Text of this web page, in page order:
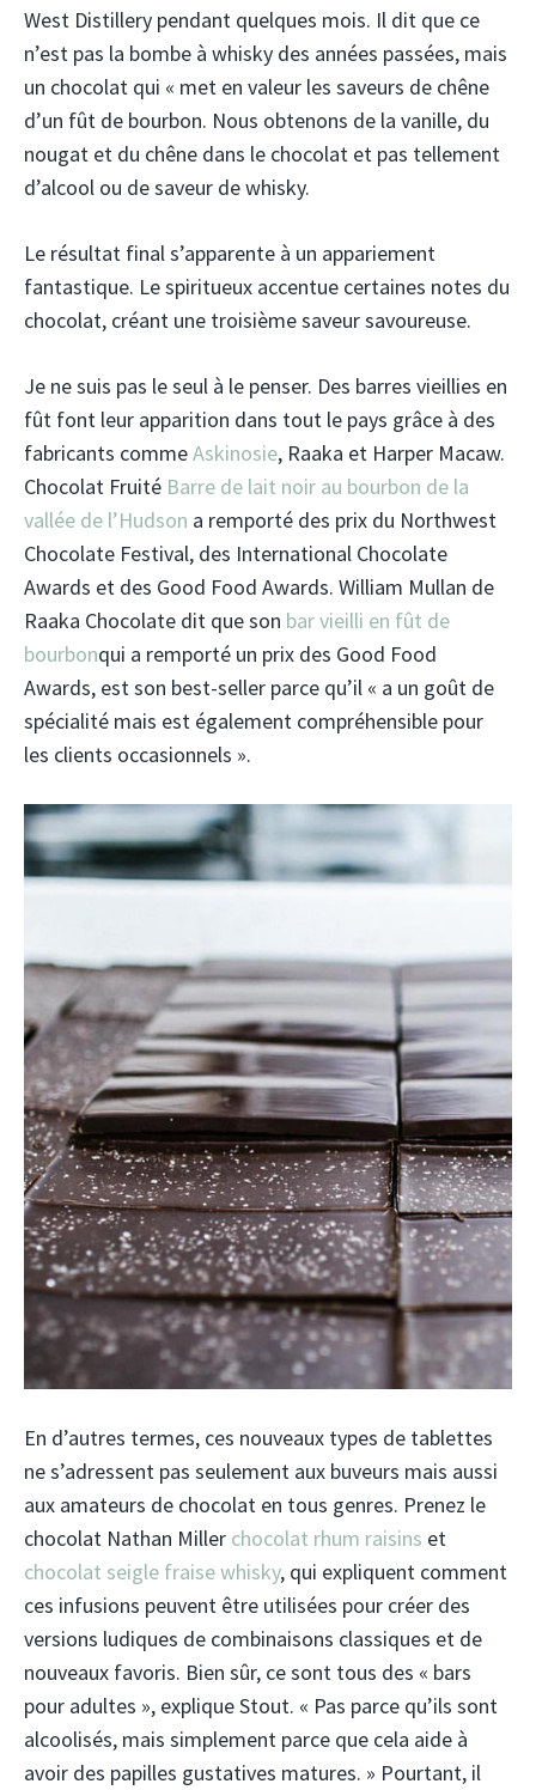
West Distillery pendant quelques mois. Il dit que ce
n’est pas la bombe à whisky des années passées, mais
un chocolat qui « met en valeur les saveurs de chêne
d’un fût de bourbon. Nous obtenons de la vanille, du
nougat et du chêne dans le chocolat et pas tellement
d’alcool ou de saveur de whisky.
Le résultat final s’apparente à un appariement
fantastique. Le spiritueux accentue certaines notes du
chocolat, créant une troisième saveur savoureuse.
Je ne suis pas le seul à le penser. Des barres vieillies en
fût font leur apparition dans tout le pays grâce à des
fabricants commeAskinosie, Raaka et Harper Macaw.
Chocolat Fruité Barre de lait noir au bourbon de la
vallée de l’Hudson a remporté des prix du Northwest
Chocolate Festival, des International Chocolate
Awards et des Good Food Awards. William Mullan de
Raaka Chocolate dit que son bar vieilli en fût de
bourbonqui a remporté un prix des Good Food
Awards, est son best-seller parce qu’il « a un goût de
spécialité mais est également compréhensible pour
les clients occasionnels ».
En d’autres termes, ces nouveaux types de tablettes
ne s’adressent pas seulement aux buveurs mais aussi
aux amateurs de chocolat en tous genres. Prenez le
chocolat Nathan Miller chocolat rhum raisins et
chocolat seigle fraise whisky, qui expliquent comment
ces infusions peuvent être utilisées pour créer des
versions ludiques de combinaisons classiques et de
nouveaux favoris. Bien sûr, ce sont tous des « bars
pour adultes », explique Stout. « Pas parce qu’ils sont
alcoolisés, mais simplement parce que cela aide à
avoir des papilles gustatives matures. » Pourtant, il